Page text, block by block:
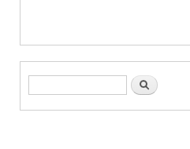
Form di ricerca Cerca